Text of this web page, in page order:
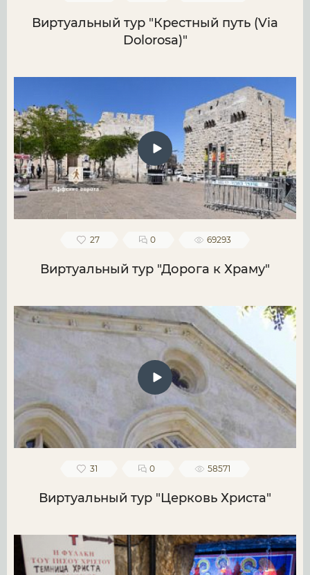
Виртуальный тур "Крестный путь (Via
Dolorosa)"
27 0 69293
Виртуальный тур "Дорога к Храму"
31 0 58571
Виртуальный тур "Церковь Христа"